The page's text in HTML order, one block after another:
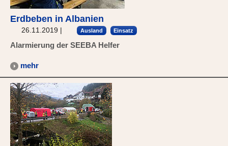
Erdbeben in Albanien
26.11.2019 | Ausland Einsatz
Alarmierung der SEEBA Helfer
mehr